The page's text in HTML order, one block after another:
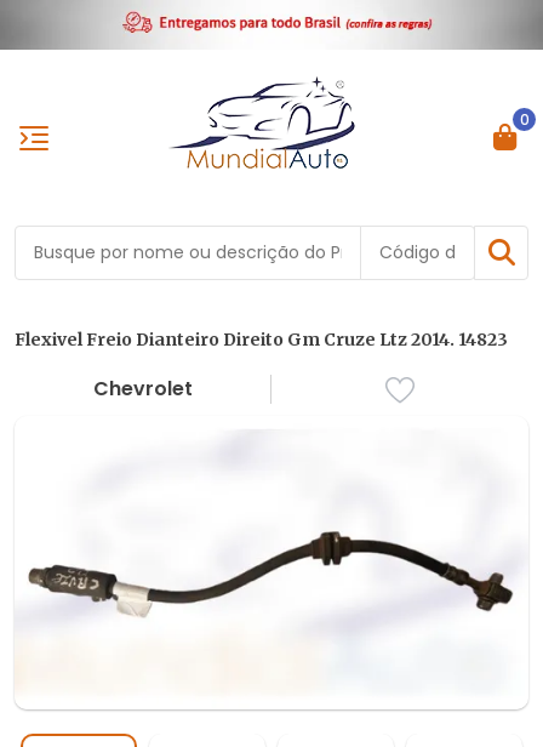
0
Flexivel Freio Dianteiro Direito Gm Cruze Ltz 2014. 14823
Chevrolet